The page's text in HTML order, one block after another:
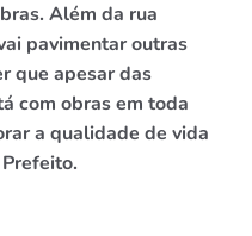
Além da rua
pavimentar outras
que apesar das
com obras em toda
a qualidade de vida